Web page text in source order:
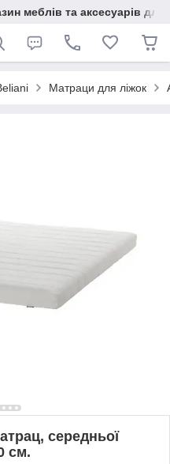
меблів та аксесуарів для
Матраци для ліжок
середньої
см.